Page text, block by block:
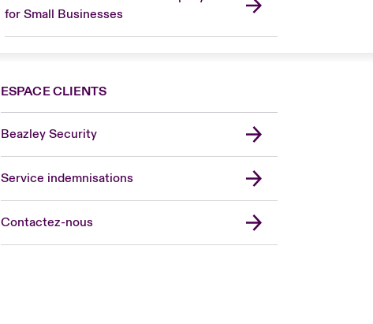
for Small Businesses
ESPACE CLIENTS
Beazley Security
Service indemnisations
Contactez-nous
United Kingdom